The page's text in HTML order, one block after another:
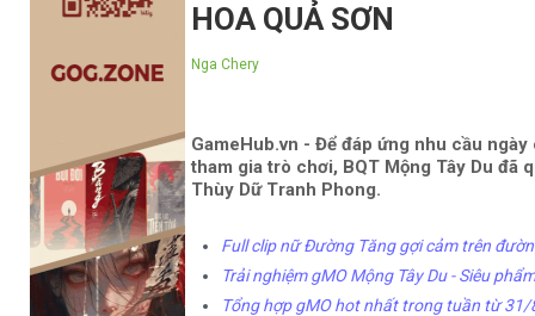
HOA QUẢ SƠN
Nga Chery
GameHub.vn - Để đáp ứng nhu cầu
tham gia trò chơi, BQT Mộng Tây Du đã
Thùy Dữ Tranh Phong.
Full clip nữ Đường Tăng gợi cảm trên
Trải nghiệm gMO Mộng Tây Du - Siêu
Tổng hợp gMO hot nhất trong tuần từ 31/